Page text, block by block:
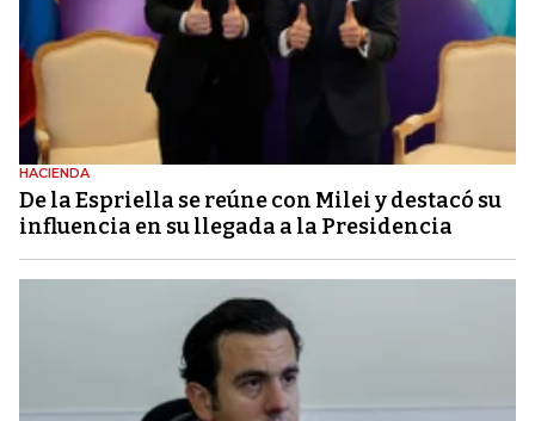
HACIENDA
De la Espriella se reúne con Milei y destacó su
influencia en su llegada a la Presidencia